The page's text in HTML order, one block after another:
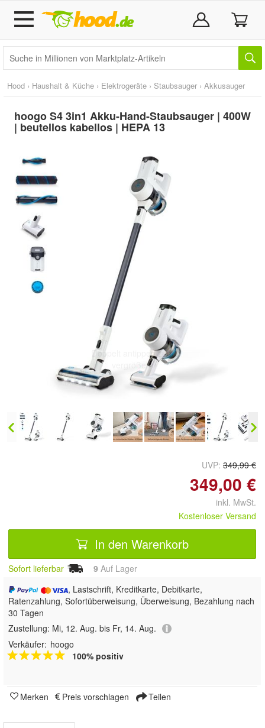
Hood › Haushalt & Küche › Elektrogeräte › Staubsauger › Akkusauger
hoogo S4 3in1 Akku-Hand-Staubsauger | 400W
| beutellos kabellos | HEPA 13
Doppelt antippen zum
vergrößern
UVP: 349,99 €
349,00 €
inkl. MwSt.
Kostenloser Versand
In den Warenkorb
Sofort lieferbar 9 Auf Lager
, Lastschrift, Kreditkarte, Debitkarte,
Ratenzahlung, Sofortüberweisung, Überweisung, Bezahlung nach
30 Tagen
Zustellung: Mi, 12. Aug. bis Fr, 14. Aug.
Verkäufer: hoogo
100% positiv
Merken Preis vorschlagen Teilen